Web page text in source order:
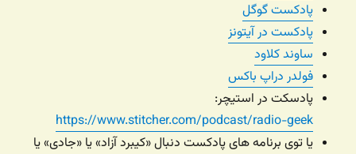
پادکست گوگل
پادکست در آیتونز
ساوند کلاود
فولدر دراپ باکس
پادسکت در استیچر:
https://www.stitcher.com/podcast/radio-geek
یا توی برنامه های پادکست دنبال «کیبرد آزاد» یا «جادی» یا